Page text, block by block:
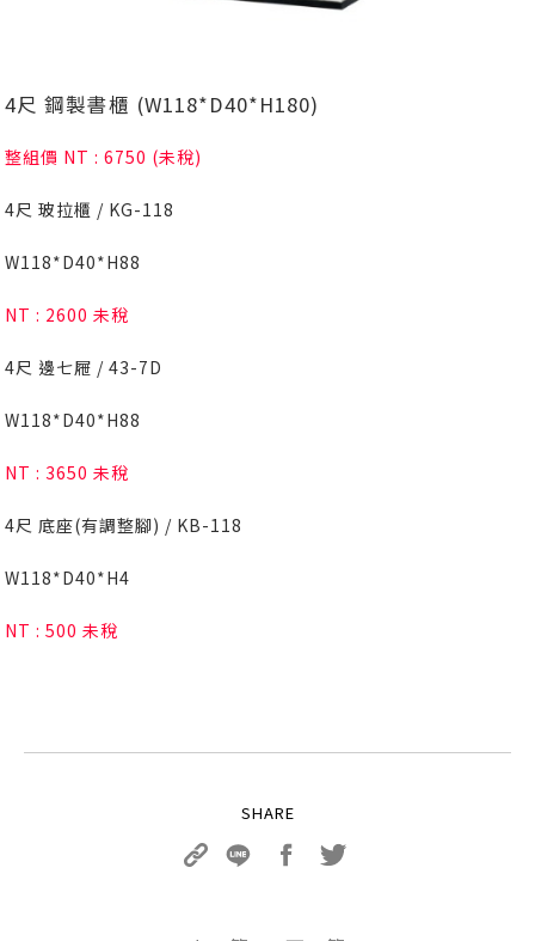
4尺 鋼製書櫃 (W118*D40*H180)
整組價 NT : 6750 (未稅)
4尺 玻拉櫃 / KG-118
W118*D40*H88
NT : 2600 未稅
4尺 邊七屜 / 43-7D
W118*D40*H88
NT : 3650 未稅
4尺 底座(有調整腳) / KB-118
W118*D40*H4
NT : 500 未稅